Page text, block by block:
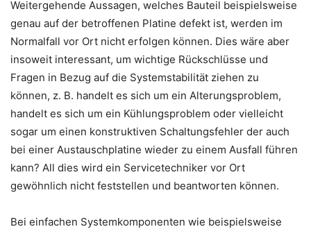
Weitergehende Aussagen, welches Bauteil beispielsweise
genau auf der betroffenen Platine defekt ist, werden im
Normalfall vor Ort nicht erfolgen können. Dies wäre aber
insoweit interessant, um wichtige Rückschlüsse und
Fragen in Bezug auf die Systemstabilität ziehen zu
können, z. B. handelt es sich um ein Alterungsproblem,
handelt es sich um ein Kühlungsproblem oder vielleicht
sogar um einen konstruktiven Schaltungsfehler der auch
bei einer Austauschplatine wieder zu einem Ausfall führen
kann? All dies wird ein Servicetechniker vor Ort
gewöhnlich nicht feststellen und beantworten können.
Bei einfachen Systemkomponenten wie beispielsweise